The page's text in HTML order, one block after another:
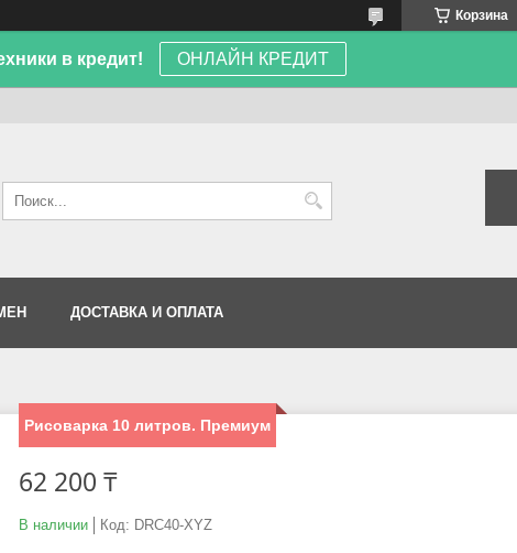
Корзина
в кредит! ОНЛАЙН КРЕДИТ
ДОСТАВКА И ОПЛАТА
Рисоварка 10 литров. Премиум
62 200 ₸
В наличии Код: DRC40-XYZ